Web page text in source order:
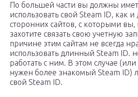
По большей части вы должны
использовать свой Steam ID, как и
сторонних сайтов, с которыми
захотите связать свою учетную
причине этим сайтам не всегда
использовать длинный Steam ID.
работать с ним. В этом случае
нужен более знакомый Steam ID)
свой Steam ID.